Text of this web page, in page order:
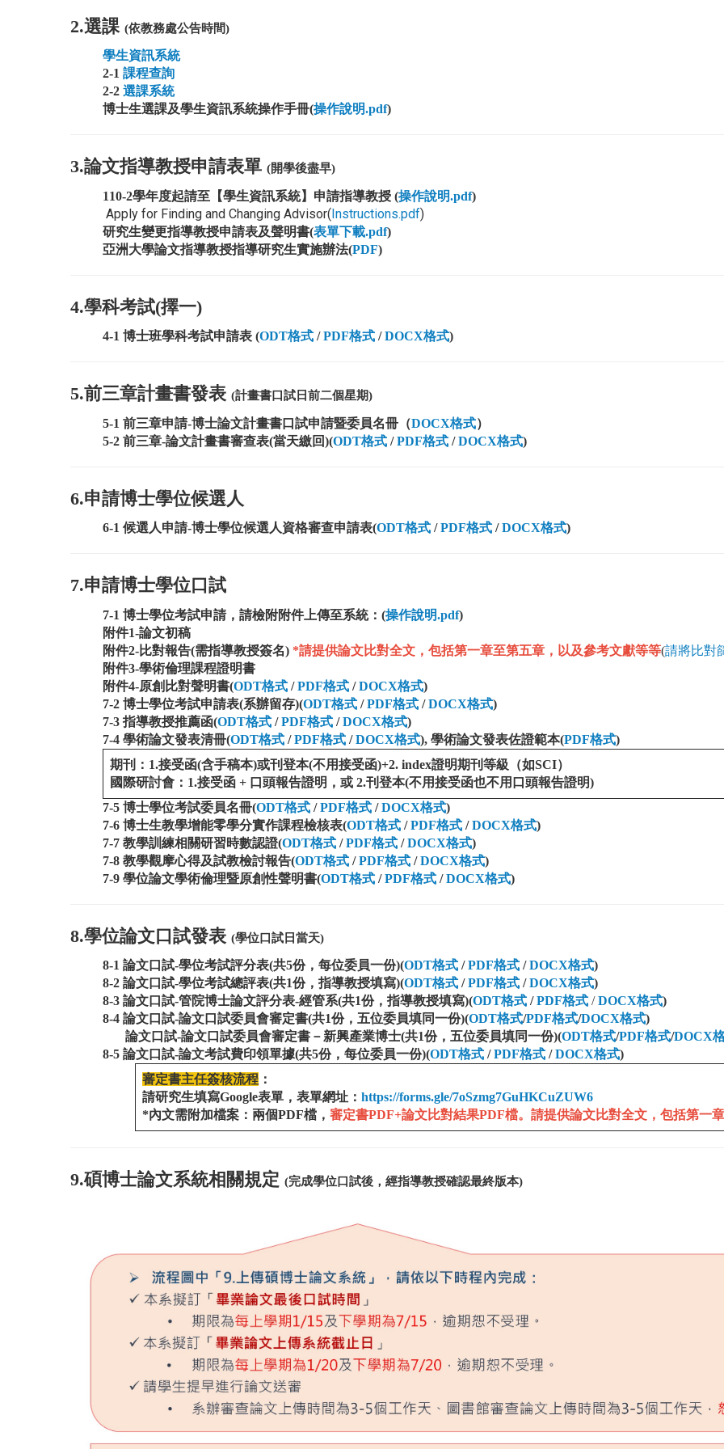
2.選課 (依教務處公告時間)
學生資訊系統
2-1 課程查詢
2-2 選課系統
博士生選課及學生資訊系統操作手冊(操作說明.pdf)
3.論文指導教授申請表單 (開學後盡早)
110-2學年度起請至【學生資訊系統】申請指導教授 (操作說明.pdf)
Apply for Finding and Changing Advisor(Instructions.pdf)
研究生變更指導教授申請表及聲明書(表單下載.pdf)
亞洲大學論文指導教授指導研究生實施辦法(PDF)
4.學科考試(擇一)
4-1 博士班學科考試申請表 (ODT格式 /PDF格式 /DOCX格式)
5.前三章計畫書發表 (計畫書口試日前二個星期)
5-1 前三章申請-博士論文計畫書口試申請暨委員名冊（DOCX格式）
5-2 前三章-論文計畫書審查表(當天繳回)(ODT格式 /PDF格式 /DOCX格式)
6.申請博士學位候選人
6-1 候選人申請-博士學位候選人資格審查申請表(ODT格式 /PDF格式 /DOCX格式)
7.申請博士學位口試
7-1 博士學位考試申請， 請檢附附件上傳至系統： (操作說明.pdf)
附件1-論文初稿
附件2-比對報告(需指導教授簽名) *請提供論文比對全文，包括第一章至第五章，以及參考文獻等等(請將比對
附件3-學術倫理課程證明書
附件4-原創比對聲明書(ODT格式 /PDF格式 /DOCX格式)
7-2 博士學位考試申請表(系辦留存)(ODT格式 /PDF格式 /DOCX格式)
7-3 指導教授推薦函(ODT格式 /PDF格式 /DOCX格式)
7-4 學術論文發表清冊(ODT格式 /PDF格式 /DOCX格式), 學術論文發表佐證範本(PDF格式)
期刊：1.接受函(含手稿本)或刊登本(不用接受函)+2. index證明期刊等級（如SCI）
國際研討會：1.接受函 + 口頭報告證明，或 2.刊登本(不用接受函也不用口頭報告證明)
7-5 博士學位考試委員名冊(ODT格式 /PDF格式 /DOCX格式)
7-6 博士生教學增能零學分實作課程檢核表(ODT格式 /PDF格式 /DOCX格式)
7-7 教學訓練相關研習時數認證(ODT格式 /PDF格式 /DOCX格式)
7-8 教學觀摩心得及試教檢討報告(ODT格式 /PDF格式 /DOCX格式)
7-9 學位論文學術倫理暨原創性聲明書(ODT格式 /PDF格式 /DOCX格式)
8.學位論文口試發表 (學位口試日當天)
8-1 論文口試-學位考試評分表(共5份，每位委員一份)(ODT格式 /PDF格式 /DOCX格式)
8-2 論文口試-學位考試總評表(共1份，指導教授填寫)(ODT格式 /PDF格式 /DOCX格式)
8-3 論文口試-管院博士論文評分表-經管系(共1份，指導教授填寫)(ODT格式 /PDF格式 /DOCX格式)
8-4 論文口試-論文口試委員會審定書(共1份，五位委員填同一份)(ODT格式/PDF格式/DOCX格式)
論文口試-論文口試委員會審定書－新興產業博士(共1份，五位委員填同一份)(ODT格式/PDF格式/DOCX
8-5 論文口試-論文考試費印領單據(共5份，每位委員一份)(ODT格式 /PDF格式 /DOCX格式)
審定書主任簽核流程 ：
請研究生填寫Google表單，表單網址： https://forms.gle/7oSzmg7GuHKCuZUW6
*內文需附加檔案：兩個PDF檔， 審定書PDF+論文比對結果PDF檔。 請提供論文比對全文，包括第一
9.碩博士論文系統相關規定 (完成學位口試後，經指導教授確認最終版本)